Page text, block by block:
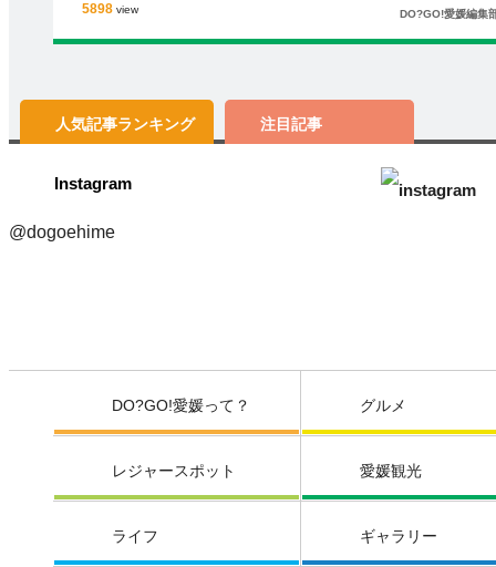
5898 view DO?GO!愛媛編集
人気記事ランキング 注目記事
Instagram
@dogoehime
DO?GO!愛媛って？ グルメ
レジャースポット 愛媛観光
ライフ ギャラリー